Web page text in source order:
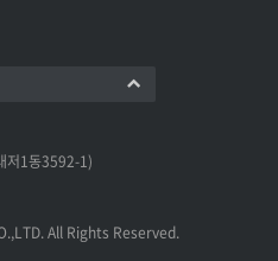
저1동3592-1)
All Rights Reserved.